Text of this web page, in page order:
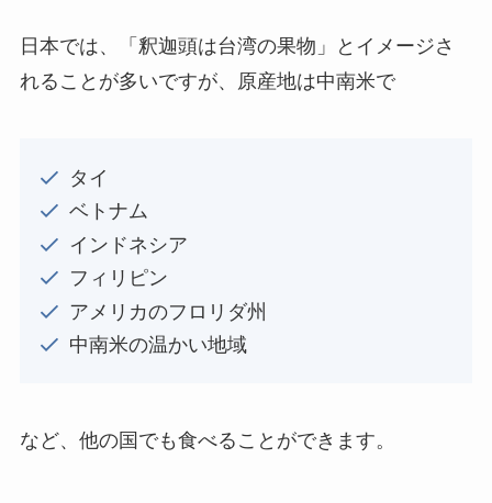
日本では、「釈迦頭は台湾の果物」とイメージさ
れることが多いですが、原産地は中南米で
タイ
ベトナム
インドネシア
フィリピン
アメリカのフロリダ州
中南米の温かい地域
など、他の国でも食べることができます。